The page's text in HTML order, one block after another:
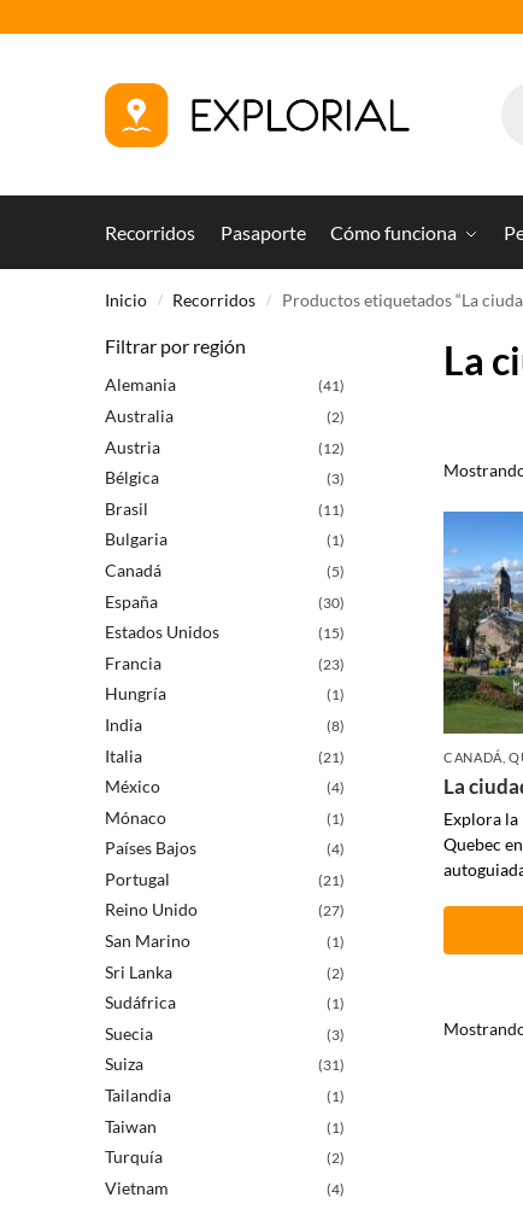
Recorridos Pasaporte Cómo funciona
Inicio / Recorridos / Productos etiquetados “La
La
CANADÁ ,
La
Explora la
Quebec
Filtrar por región
Alemania (41)
Australia (2)
Austria (12)
Bélgica (3)
Brasil (11)
Bulgaria (1)
Canadá (5)
España (30)
Estados Unidos (15)
Francia (23)
Hungría (1)
India (8)
Italia (21)
México (4)
Mónaco (1)
Países Bajos (4)
Portugal (21)
Reino Unido (27)
San Marino (1)
Sri Lanka (2)
Sudáfrica (1)
Suecia (3)
Suiza (31)
Tailandia (1)
Taiwan (1)
Turquía (2)
Vietnam (4)